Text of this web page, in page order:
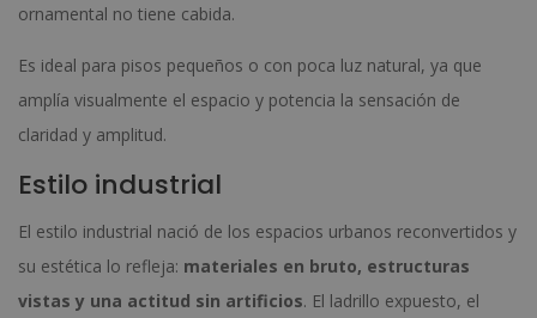
ornamental no tiene cabida.
Es ideal para pisos pequeños o con poca luz natural, ya que
amplía visualmente el espacio y potencia la sensación de
claridad y amplitud.
Estilo industrial
El estilo industrial nació de los espacios urbanos reconvertidos y
su estética lo refleja: materiales en bruto, estructuras
vistas y una actitud sin artificios. El ladrillo expuesto, el